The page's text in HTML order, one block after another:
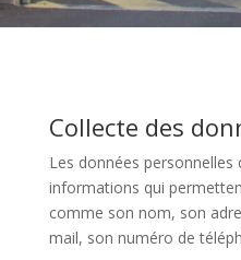
Collecte des
Les données
informations qui
comme son nom, son
mail, son numéro de